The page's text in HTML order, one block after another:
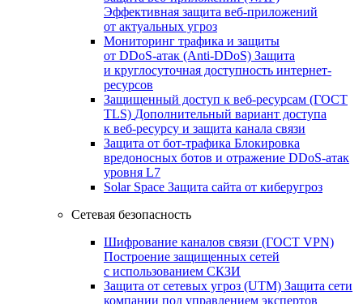
Эффективная защита веб-приложений
от актуальных угроз
Мониторинг трафика и защиты
от DDoS‑атак (Anti‑DDoS) Защита
и круглосуточная доступность интернет-
ресурсов
Защищенный доступ к веб-ресурсам (ГОСТ
TLS) Дополнительный вариант доступа
к веб‑ресурсу и защита канала связи
Защита от бот‑трафика Блокировка
вредоносных ботов и отражение DDoS‑атак
уровня L7
Solar Space Защита сайта от киберугроз
Сетевая безопасность
Шифрование каналов связи (ГОСТ VPN)
Построение защищенных сетей
с использованием СКЗИ
Защита от сетевых угроз (UTM) Защита сети
компании под управлением экспертов